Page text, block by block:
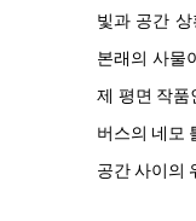
빛과 공간
본래의 사물
제 평면 작품
버스의 네모
공간 사이의